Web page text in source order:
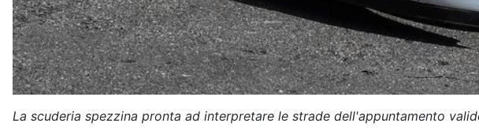
La scuderia spezzina pronta ad interpretare le strade dell'appuntamento